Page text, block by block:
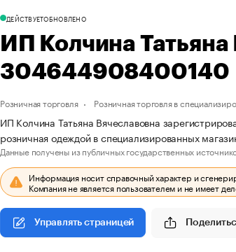
ДЕЙСТВУЕТОБНОВЛЕНО
ИП Колчина
304644908400140
Розничная торговля Розничная торговля в
ИП Колчина Татьяна Вячеславовна
розничная одеждой в специализированных
Данные получены из публичных государственных
Информация носит справочный характер и
Компания не является пользователем и не имеет
Управлять страницей